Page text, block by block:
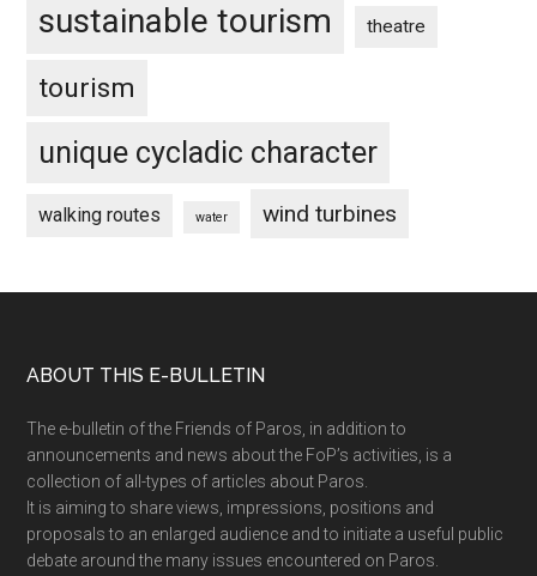
sustainable tourism theatre
tourism
unique cycladic character
walking routes water wind turbines
Footer
ABOUT THIS E-BULLETIN
The e-bulletin of the Friends of Paros, in addition to
announcements and news about the FoP’s activities, is a
collection of all-types of articles about Paros.
It is aiming to share views, impressions, positions and
proposals to an enlarged audience and to initiate a useful public
debate around the many issues encountered on Paros.